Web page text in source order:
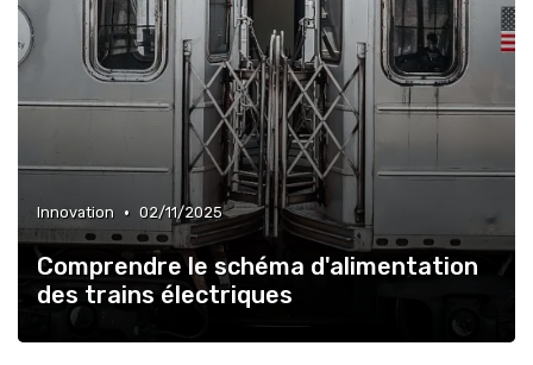
Innovation • 02/11/2025
Comprendre le schéma d'alimentation
des trains électriques